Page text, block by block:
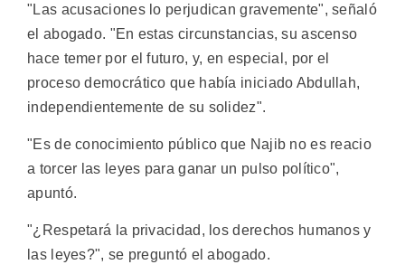
"Las acusaciones lo perjudican gravemente", señaló
el abogado. "En estas circunstancias, su ascenso
hace temer por el futuro, y, en especial, por el
proceso democrático que había iniciado Abdullah,
independientemente de su solidez".
"Es de conocimiento público que Najib no es reacio
a torcer las leyes para ganar un pulso político",
apuntó.
"¿Respetará la privacidad, los derechos humanos y
las leyes?", se preguntó el abogado.